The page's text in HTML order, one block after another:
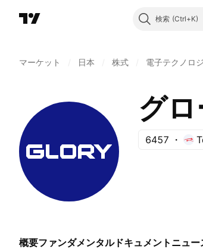
検索
マーケット 日本 株式 電子テクノロ
グ
6457
概要ファンダメンタルドキュメント ニュー